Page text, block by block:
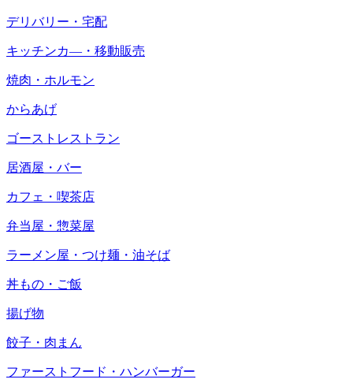
デリバリー・宅配
キッチンカ―・移動販売
焼肉・ホルモン
からあげ
ゴーストレストラン
居酒屋・バー
カフェ・喫茶店
弁当屋・惣菜屋
ラーメン屋・つけ麺・油そば
丼もの・ご飯
揚げ物
餃子・肉まん
ファーストフード・ハンバーガー